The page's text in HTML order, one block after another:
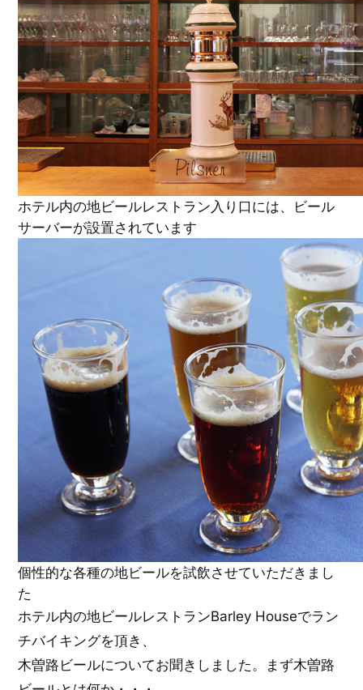
ホテル内の地ビールレストラン入り口には、ビール
サーバーが設置されています
個性的な各種の地ビールを試飲させていただきまし
た
ホテル内の地ビールレストランBarley Houseでラン
チバイキングを頂き、
木曽路ビールについてお聞きしました。まず木曽路